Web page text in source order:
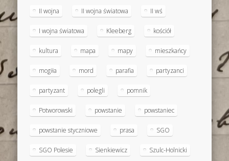
II wojna II wojna światowa II wś
I wojna światowa Kleeberg kościół
kultura mapa mapy mieszkańcy
mogiła mord parafia partyzanci
partyzant polegli pomnik
Potworowski powstanie powstaniec
powstanie styczniowe prasa SGO
SGO Polesie Sienkiewicz Szulc-Holnicki